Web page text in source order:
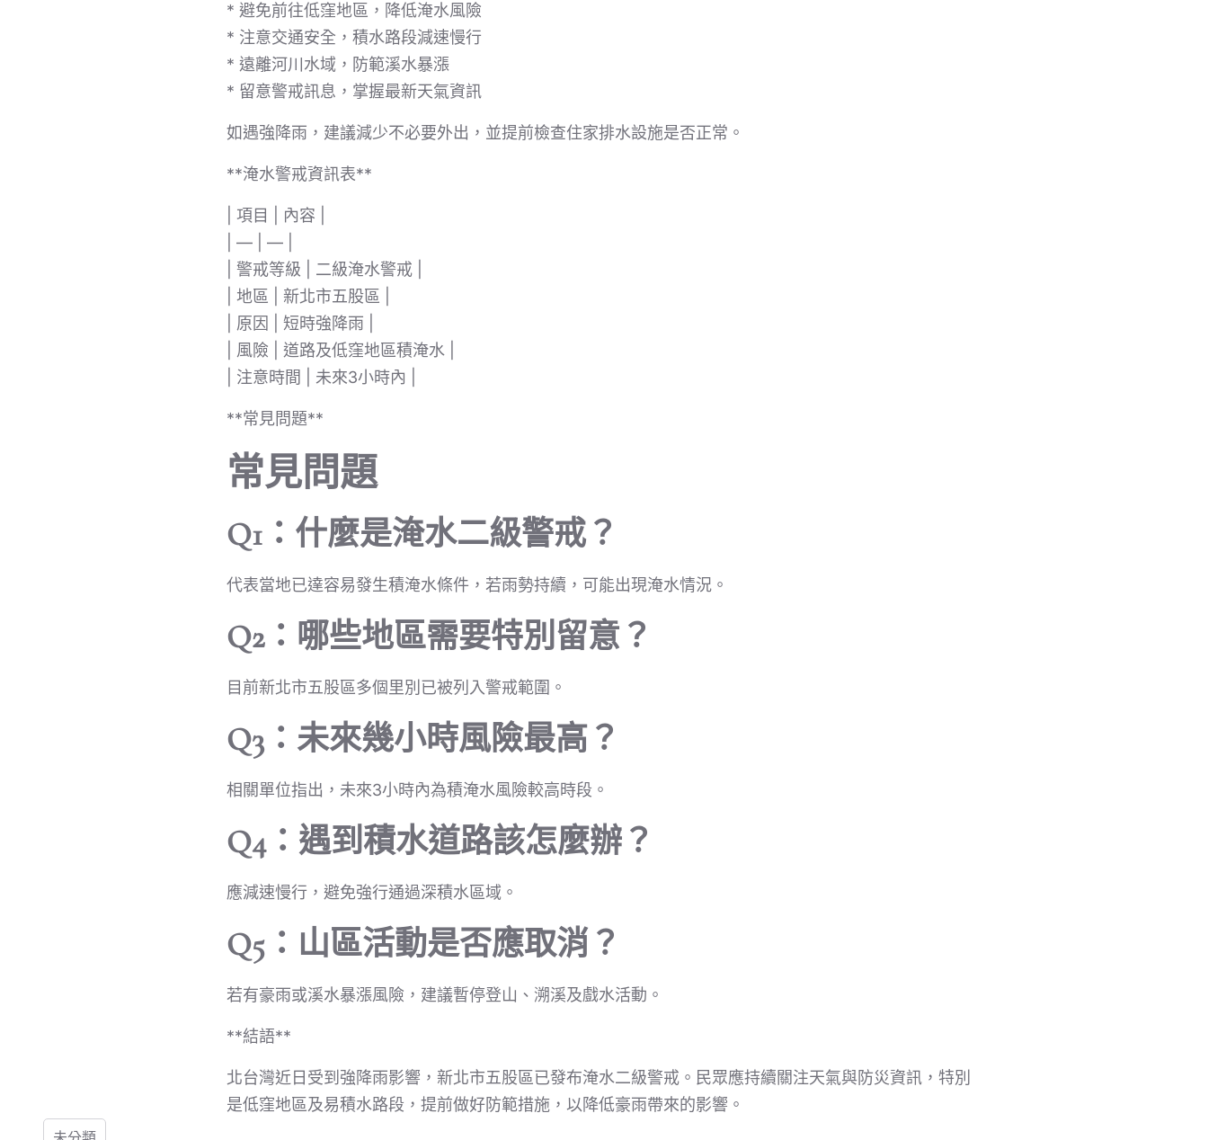
* 避免前往低窪地區，降低淹水風險
* 注意交通安全，積水路段減速慢行
* 遠離河川水域，防範溪水暴漲
* 留意警戒訊息，掌握最新天氣資訊
如遇強降雨，建議減少不必要外出，並提前檢查住家排水設施是否正常。
**淹水警戒資訊表**
| 項目 | 內容 |
| — | — |
| 警戒等級 | 二級淹水警戒 |
| 地區 | 新北市五股區 |
| 原因 | 短時強降雨 |
| 風險 | 道路及低窪地區積淹水 |
| 注意時間 | 未來3小時內 |
**常見問題**
常見問題
Q1：什麼是淹水二級警戒？
代表當地已達容易發生積淹水條件，若雨勢持續，可能出現淹水情況。
Q2：哪些地區需要特別留意？
目前新北市五股區多個里別已被列入警戒範圍。
Q3：未來幾小時風險最高？
相關單位指出，未來3小時內為積淹水風險較高時段。
Q4：遇到積水道路該怎麼辦？
應減速慢行，避免強行通過深積水區域。
Q5：山區活動是否應取消？
若有豪雨或溪水暴漲風險，建議暫停登山、溯溪及戲水活動。
**結語**
北台灣近日受到強降雨影響，新北市五股區已發布淹水二級警戒。民眾應持續關注天氣與防災資訊，特別
是低窪地區及易積水路段，提前做好防範措施，以降低豪雨帶來的影響。